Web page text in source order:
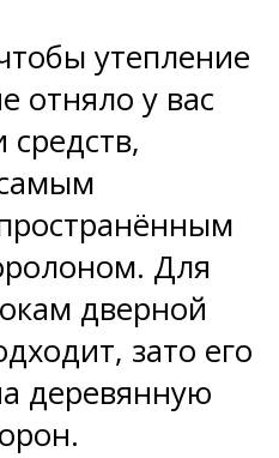
утепление
отняло у вас
Для
дверной
зато его
деревянную